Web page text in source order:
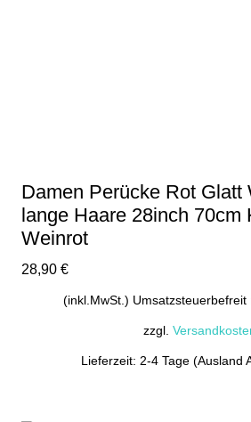
werden
Damen Perücke Rot Glatt
lange Haare 28inch 70cm
Weinrot
28,90 €
(inkl.MwSt.) Umsatzsteuerbefreit
zzgl.
Lieferzeit: 2-4 Tage (Ausland